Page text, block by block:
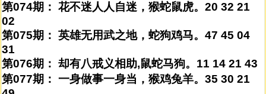
第074期： 花不迷人人自迷，猴蛇鼠虎。20 32 21
02
第075期： 英雄无用武之地，蛇狗鸡马。47 45 04
31
第076期： 却有八戒义相助,鼠蛇马狗。11 14 21 43
第077期： 一身做事一身当，猴鸡兔羊。35 30 21